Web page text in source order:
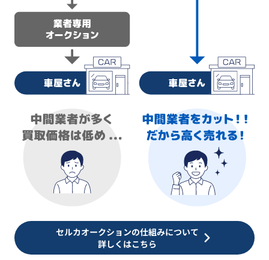
セルカオークションの仕組みについて
詳しくはこちら